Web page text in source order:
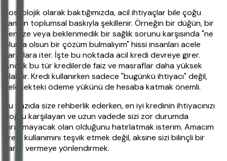
Sosyolojik olarak baktığımızda, acil ihtiyaçlar bile çoğu
zaman toplumsal baskıyla şekillenir. Örneğin bir düğün, bir
cenaze veya beklenmedik bir sağlık sorunu karşısında "ne
olursa olsun bir çözüm bulmalıyım" hissi insanları acele
kararlara iter. İşte bu noktada acil kredi devreye girer.
Ancak bu tür kredilerde faiz ve masraflar daha yüksek
olabilir. Kredi kullanırken sadece "bugünkü ihtiyacı" değil,
gelecekteki ödeme yükünü de hesaba katmak önemli.
Bu yazıda size rehberlik ederken, en iyi kredinin ihtiyacınızı
doğru karşılayan ve uzun vadede sizi zor durumda
bırakmayacak olan olduğunu hatırlatmak isterim. Amacım
kredi kullanımını teşvik etmek değil, aksine sizi bilinçli bir
karar vermeye yönlendirmek.